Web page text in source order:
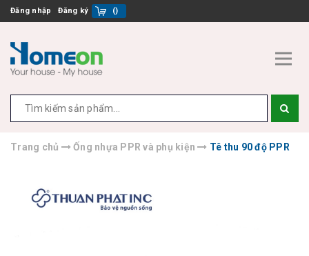
Đăng nhập Đăng ký ()
Trang chủ Ống nhựa PPR và phụ kiện Tê thu 90 độ PPR